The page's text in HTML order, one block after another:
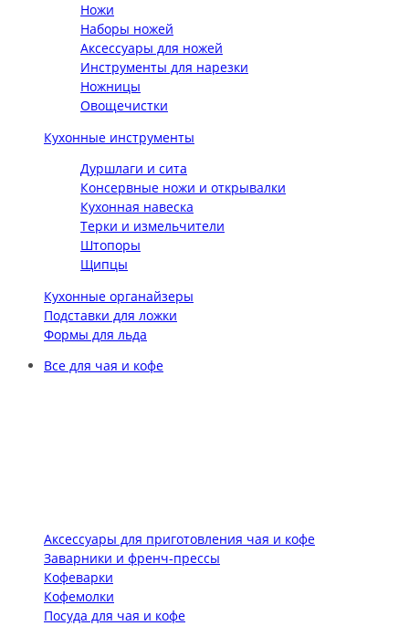
Ножи
Наборы ножей
Аксессуары для ножей
Инструменты для нарезки
Ножницы
Овощечистки
Кухонные инструменты
Дуршлаги и сита
Консервные ножи и открывалки
Кухонная навеска
Терки и измельчители
Штопоры
Щипцы
Кухонные органайзеры
Подставки для ложки
Формы для льда
Все для чая и кофе
Аксессуары для приготовления чая и кофе
Заварники и френч-прессы
Кофеварки
Кофемолки
Посуда для чая и кофе